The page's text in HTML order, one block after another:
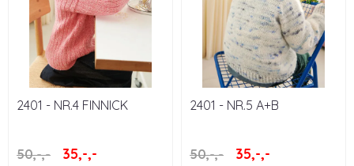
2401 - NR.4 FINNICK
50,-,-
35,-,-
2401 - NR.5 A+B
50,-,- 35,-,-